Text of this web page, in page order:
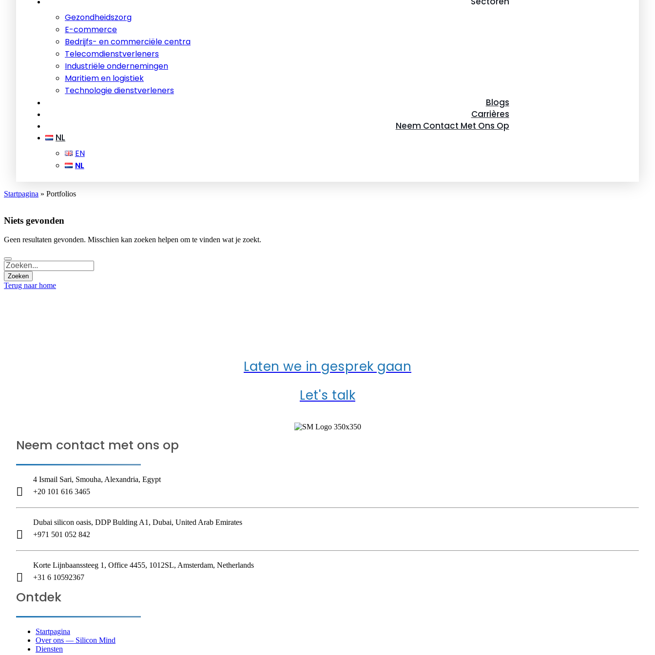
Gezondheidszorg
E-commerce
Bedrijfs- en commerciële centra
Telecomdienstverleners
Industriële ondernemingen
Maritiem en logistiek
Technologie dienstverleners
Blogs
Carrières
Neem Contact Met Ons Op
NL
EN
NL
Startpagina » Portfolios
Niets gevonden
Geen resultaten gevonden. Misschien kan zoeken helpen om te vinden wat je zoekt.
Terug naar home
Laten we in gesprek gaan
Let's talk
Neem contact met ons op
4 Ismail Sari, Smouha, Alexandria, Egypt
+20 101 616 3465
Dubai silicon oasis, DDP Bulding A1, Dubai, United Arab Emirates
+971 501 052 842
Korte Lijnbaanssteeg 1, Office 4455, 1012SL, Amsterdam, Netherlands
+31 6 10592367
Ontdek
Startpagina
Over ons — Silicon Mind
Diensten